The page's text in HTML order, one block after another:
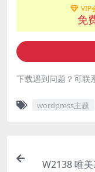
VIP
免
下载遇到问题？可联
wordpress主题
W2138 唯